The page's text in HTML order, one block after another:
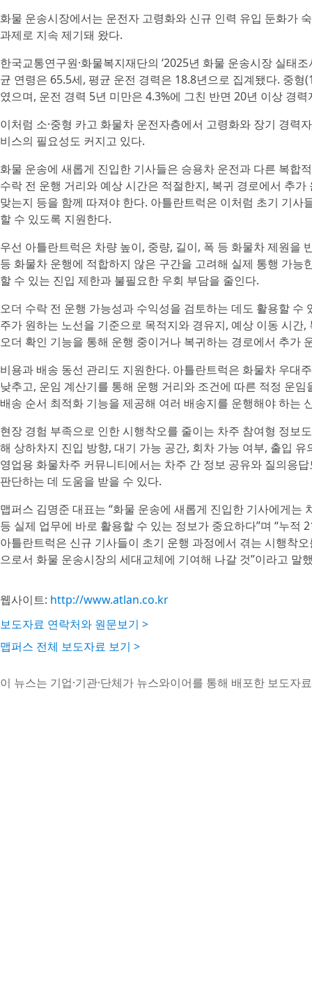
화물 운송시장에서는 운전자 고령화와 신규 인력 유입 둔화가
과제로 지속 제기돼 왔다.
한국교통연구원·화물복지재단의 ‘2025년 화물 운송시장 실태
균 연령은 65.5세, 평균 운전 경력은 18.8년으로 집계됐다. 중
였으며, 운전 경력 5년 미만은 4.3%에 그친 반면 20년 이상 경
이처럼 소·중형 카고 화물차 운전자층에서 고령화와 장기 경
비스의 필요성도 커지고 있다.
화물 운송에 새롭게 진입한 기사들은 승용차 운전과 다른 복합
수락 전 운행 거리와 예상 시간은 적절한지, 복귀 경로에서 추
맞는지 등을 함께 따져야 한다. 아틀란트럭은 이처럼 초기 기
할 수 있도록 지원한다.
우선 아틀란트럭은 차량 높이, 중량, 길이, 폭 등 화물차 제원을
등 화물차 운행에 적합하지 않은 구간을 고려해 실제 통행 가
할 수 있는 진입 제한과 불필요한 우회 부담을 줄인다.
오더 수락 전 운행 가능성과 수익성을 검토하는 데도 활용할
주가 원하는 노선을 기준으로 목적지와 경유지, 예상 이동 시
오더 확인 기능을 통해 운행 중이거나 복귀하는 경로에서 추가
비용과 배송 동선 관리도 지원한다. 아틀란트럭은 화물차 우대
낮추고, 운임 계산기를 통해 운행 거리와 조건에 따른 적정 운
배송 순서 최적화 기능을 제공해 여러 배송지를 운행해야 하는
현장 경험 부족으로 인한 시행착오를 줄이는 차주 참여형 정보
해 상하차지 진입 방향, 대기 가능 공간, 회차 가능 여부, 출입
영업용 화물차주 커뮤니티에서는 차주 간 정보 공유와 질의응
판단하는 데 도움을 받을 수 있다.
맵퍼스 김명준 대표는 “화물 운송에 새롭게 진입한 기사에게
등 실제 업무에 바로 활용할 수 있는 정보가 중요하다”며 “누
아틀란트럭은 신규 기사들이 초기 운행 과정에서 겪는 시행착
으로서 화물 운송시장의 세대교체에 기여해 나갈 것”이라고 말
웹사이트: http://www.atlan.co.kr
보도자료 연락처와 원문보기 >
맵퍼스 전체 보도자료 보기 >
이 뉴스는 기업·기관·단체가 뉴스와이어를 통해 배포한 보도자